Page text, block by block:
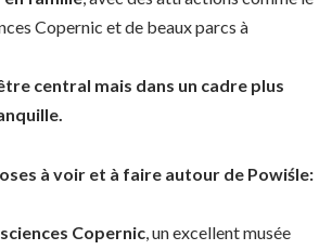
Copernic et de beaux parcs à
central mais dans un cadre plus
à voir et à faire autour de Powiśle:
Copernic, un excellent musée